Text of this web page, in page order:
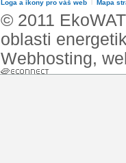
Loga a ikony pro váš web Mapa
© 2011
oblasti
Webhosting,